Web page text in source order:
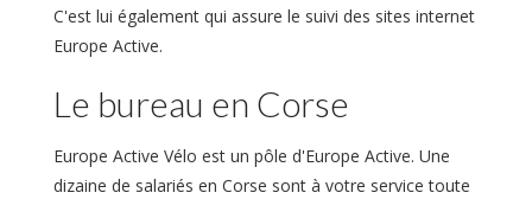
C'est lui également qui assure le suivi des sites internet
Europe Active.
Le bureau en Corse
Europe Active Vélo est un pôle d'Europe Active. Une
dizaine de salariés en Corse sont à votre service toute